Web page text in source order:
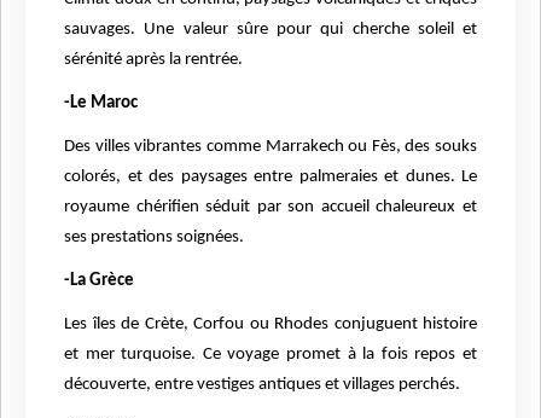
sauvages. Une valeur sûre pour qui cherche soleil et
sérénité après la rentrée.
-Le Maroc
Des villes vibrantes comme Marrakech ou Fès, des souks
colorés, et des paysages entre palmeraies et dunes. Le
royaume chérifien séduit par son accueil chaleureux et
ses prestations soignées.
-La Grèce
Les îles de Crète, Corfou ou Rhodes conjuguent histoire
et mer turquoise. Ce voyage promet à la fois repos et
découverte, entre vestiges antiques et villages perchés.